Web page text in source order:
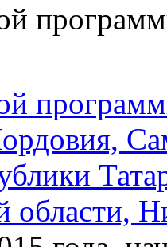
области,